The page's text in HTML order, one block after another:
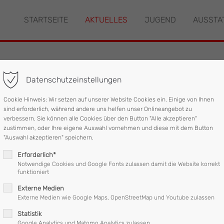
col2" existiert
Der Eintrag "offcanvas-col3"
STARTSEITE AKTUELLES JUGEND
Person in Lift
07:29 Uhr zu einer Liftöffnung in die Salzburgerstraße
rasch aus dem Aufzug befreit werden.
Aufzug vorübergehend außer Betrieb genommen.
acht Einsatzkräften vor Ort und konnte den Einsatz ca.
Datenschutzeinstellungen
Cookie Hinweis: Wir setzen auf unserer Website Cookies ein. Einige von Ihnen
sind erforderlich, während andere uns helfen unser Onlineangebot zu
verbessern. Sie können alle Cookies über den Button "Alle akzeptieren"
zustimmen, oder Ihre eigene Auswahl vornehmen und diese mit dem Button
"Auswahl akzeptieren" speichern.
Erforderlich*
Notwendige Cookies und Google Fonts zulassen damit die Website korrekt
funktioniert
Externe Medien
Externe Medien wie Google Maps, OpenStreetMap und Youtube zulassen
Statistik